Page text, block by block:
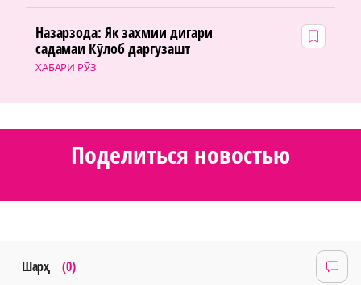
ХАБАРИ РӮЗ
Назарзода: Як захмии дигари
садамаи Кӯлоб даргузашт
Поделиться новостью
Шарҳ (0)